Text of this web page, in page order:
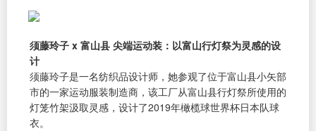
须藤玲子 x 富山县 尖端运动装：以富山行灯祭为灵感的设
计
须藤玲子是一名纺织品设计师，她参观了位于富山县小矢部
市的一家运动服装制造商，该工厂从富山县行灯祭所使用的
灯笼竹架汲取灵感，设计了2019年橄榄球世界杯日本队球
衣。